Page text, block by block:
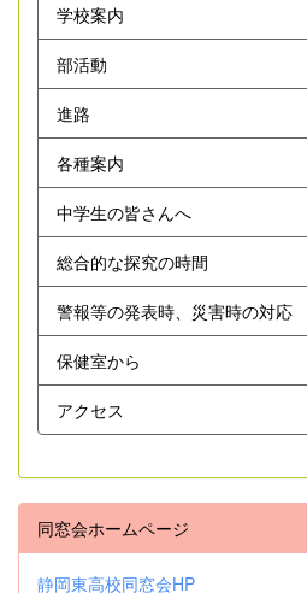
学校案内
部活動
進路
各種案内
中学生の皆さんへ
総合的な探究の時間
警報等の発表時、災害時の対応
保健室から
アクセス
同窓会ホームページ
静岡東高校同窓会HP